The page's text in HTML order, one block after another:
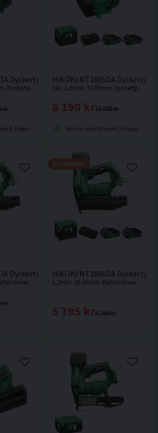
kräver ingen schematisk
bälteskrok och LED-ljus.
plastbandad, helt huvud, 21°.
Dyckertpistol 18V
18V. 1,6mm. 32-65mm. Dyckertpistol utan behov av kompressor, slang eller gas. Levereras utan batteri och laddare.
kr
1-3 dagar
HiKOKI NT1865DA
18V. 1,6mm. 32-65mm. Dyckertpistol utan behov av kompressor, slang eller gas.
10 038 kr
8 190 kr
Skickas normalt inom 1-3 dagar
Dyckertpistol 18V
1,2mm. 16-50mm. Batteridriven dyckertpistol med lägst vikt i klassen! Väger endast 2,4kg med ett 2,0ah batteri. Levereras utan batteri och laddare.
kr
HiKOKI NT1850DA
1,2mm. 16-50mm. Batteridriven dyckertpistol med lägst vikt i klassen! Endast 2,4kg med ett 2,0ah batteri.
6 295 kr
5 795 kr
Q3 KAMPANJ